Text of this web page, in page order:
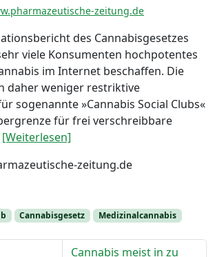
zeitung.de
des Cannabisgesetzes
viele Konsumenten hochpotentes
im Internet beschaffen. Die
daher weniger restriktive
sogenannte »Cannabis Social Clubs«
für frei verschreibbare
[Weiterlesen]
zeitung.de
Cannabisgesetz Medizinalcannabis
Cannabis meist in zu